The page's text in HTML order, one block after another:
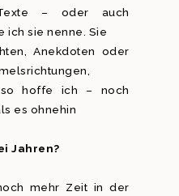
– oder auch
ich sie nenne. Sie
Anekdoten oder
hoffe ich – noch
es ohnehin
Jahren?
mehr Zeit in der